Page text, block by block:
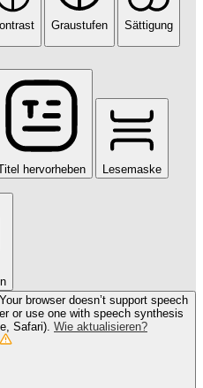
Graustufen Sättigung
hervorheben Lesemaske
Your browser doesn’t support speech
or use one with speech synthesis
Safari). Wie aktualisieren?